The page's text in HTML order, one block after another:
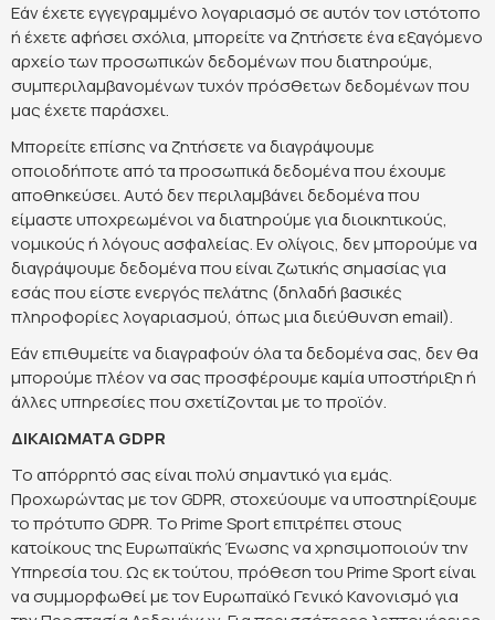
Εάν έχετε εγγεγραμμένο λογαριασμό σε αυτόν τον ιστότοπο
ή έχετε αφήσει σχόλια, μπορείτε να ζητήσετε ένα εξαγόμενο
αρχείο των προσωπικών δεδομένων που διατηρούμε,
συμπεριλαμβανομένων τυχόν πρόσθετων δεδομένων που
μας έχετε παράσχει.
Μπορείτε επίσης να ζητήσετε να διαγράψουμε
οποιοδήποτε από τα προσωπικά δεδομένα που έχουμε
αποθηκεύσει. Αυτό δεν περιλαμβάνει δεδομένα που
είμαστε υποχρεωμένοι να διατηρούμε για διοικητικούς,
νομικούς ή λόγους ασφαλείας. Εν ολίγοις, δεν μπορούμε να
διαγράψουμε δεδομένα που είναι ζωτικής σημασίας για
εσάς που είστε ενεργός πελάτης (δηλαδή βασικές
πληροφορίες λογαριασμού, όπως μια διεύθυνση email).
Εάν επιθυμείτε να διαγραφούν όλα τα δεδομένα σας, δεν θα
μπορούμε πλέον να σας προσφέρουμε καμία υποστήριξη ή
άλλες υπηρεσίες που σχετίζονται με το προϊόν.
ΔΙΚΑΙΩΜΑΤΑ GDPR
Το απόρρητό σας είναι πολύ σημαντικό για εμάς.
Προχωρώντας με τον GDPR, στοχεύουμε να υποστηρίξουμε
το πρότυπο GDPR. Το Prime Sport επιτρέπει στους
κατοίκους της Ευρωπαϊκής Ένωσης να χρησιμοποιούν την
Υπηρεσία του. Ως εκ τούτου, πρόθεση του Prime Sport είναι
να συμμορφωθεί με τον Ευρωπαϊκό Γενικό Κανονισμό για